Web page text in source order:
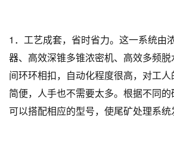
1．工艺成套，省时省力。这一系统由
器、高效深锥多锥浓密机、高效多频
间环环相扣，自动化程度很高，对工
简便，人手也不需要太多。根据不同的
可以搭配相应的型号，使尾矿处理系统